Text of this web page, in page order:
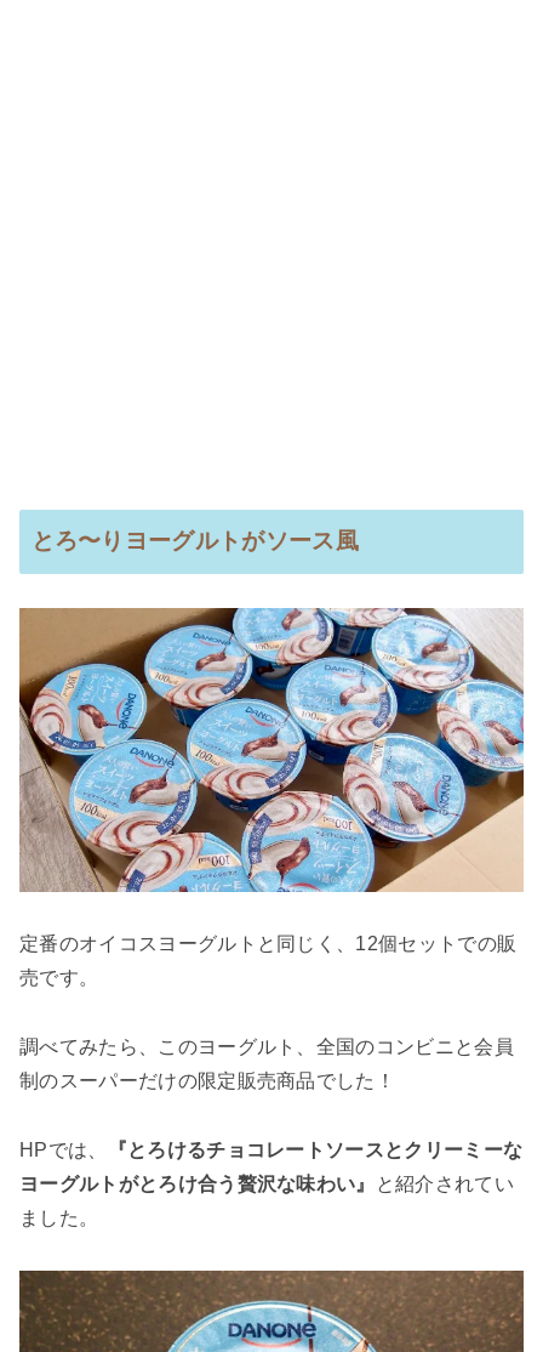
とろ〜りヨーグルトがソース風
定番のオイコスヨーグルトと同じく、12個セットでの販
売です。
調べてみたら、このヨーグルト、全国のコンビニと会員
制のスーパーだけの限定販売商品でした！
HPでは、
『とろけるチョコレートソースとクリーミーな
ヨーグルトがとろけ合う贅沢な味わい』
と紹介されてい
ました。